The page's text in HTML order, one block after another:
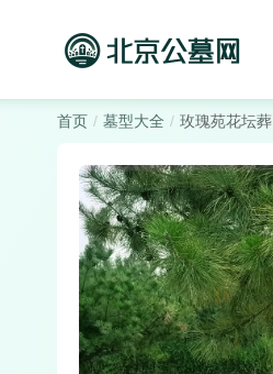
首页 墓型大全 玫瑰苑花坛葬